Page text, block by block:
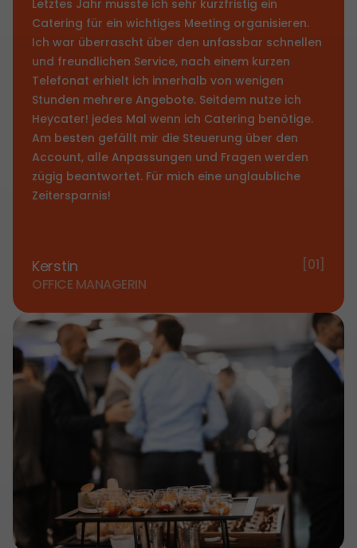
Letztes Jahr musste ich sehr kurzfristig ein
Catering für ein wichtiges Meeting organisieren.
Ich war überrascht über den unfassbar schnellen
und freundlichen Service, nach einem kurzen
Telefonat erhielt ich innerhalb von wenigen
Stunden mehrere Angebote. Seitdem nutze ich
Heycater! jedes Mal wenn ich Catering benötige.
Am besten gefällt mir die Steuerung über den
Account, alle Anpassungen und Fragen werden
zügig beantwortet. Für mich eine unglaubliche
Zeitersparnis!
Kerstin
OFFICE MANAGERIN
[01]